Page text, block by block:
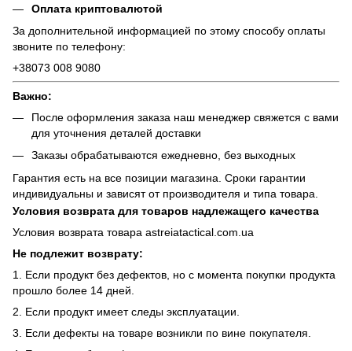
Оплата криптовалютой
За дополнительной информацией по этому способу оплаты
звоните по телефону:
+38073 008 9080
Важно:
После оформления заказа наш менеджер свяжется с вами
для уточнения деталей доставки
Заказы обрабатываются ежедневно, без выходных
Гарантия есть на все позиции магазина. Сроки гарантии
индивидуальны и зависят от производителя и типа товара.
Условия возврата для товаров надлежащего качества
Условия возврата товара astreiatactical.com.ua
Не подлежит возврату:
1. Если продукт без дефектов, но с момента покупки продукта
прошло более 14 дней.
2. Если продукт имеет следы эксплуатации.
3. Если дефекты на товаре возникли по вине покупателя.